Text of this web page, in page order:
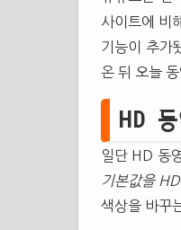
사이트에 비
기능이 추가
온 뒤 오늘
HD
일단 HD 동
기본값을
색상을 바꾸